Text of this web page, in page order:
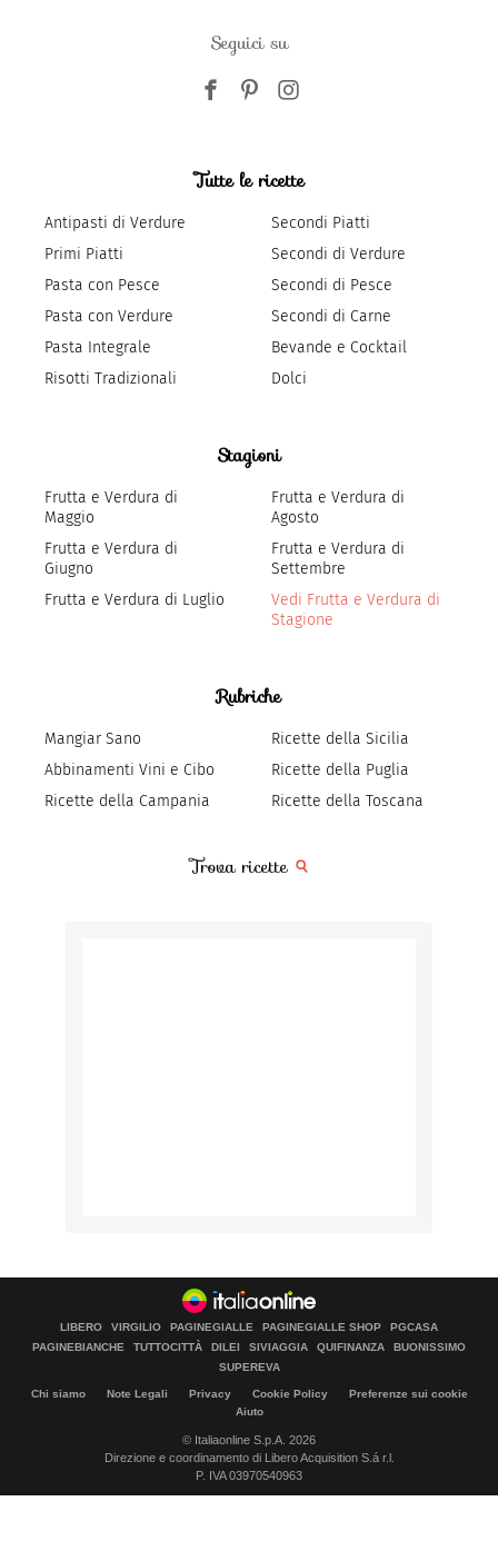
Seguici su
Tutte le ricette
Antipasti di Verdure
Primi Piatti
Pasta con Pesce
Pasta con Verdure
Pasta Integrale
Risotti Tradizionali
Secondi Piatti
Secondi di Verdure
Secondi di Pesce
Secondi di Carne
Bevande e Cocktail
Dolci
Stagioni
Frutta e Verdura di
Maggio
Frutta e Verdura di
Giugno
Frutta e Verdura di Luglio
Frutta e Verdura di
Agosto
Frutta e Verdura di
Settembre
Vedi Frutta e Verdura di
Stagione
Rubriche
Mangiar Sano
Abbinamenti Vini e Cibo
Ricette della Campania
Ricette della Sicilia
Ricette della Puglia
Ricette della Toscana
Trova ricette
LIBERO VIRGILIO PAGINEGIALLE PAGINEGIALLE SHOP
PGCASA
PAGINEBIANCHE
TUTTOCITTÀ DILEI SIVIAGGIA QUIFINANZA
BUONISSIMO
SUPEREVA
Chi siamo Note Legali Privacy Cookie Policy
Preferenze sui cookie
Aiuto
© Italiaonline S.p.A. 2026
Direzione e coordinamento di Libero Acquisition S.á r.l.
P. IVA 03970540963